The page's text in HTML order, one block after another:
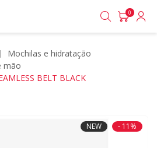
0
mochilas e hidratação
mão
BELT BLACK
NEW - 11%